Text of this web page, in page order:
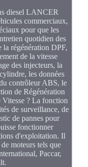
diesel LANCER
commerciaux,
pour que les
quotidien des
la régénération DPF,
de la vitesse
des injecteurs, la
les données
contrôleur ABS, le
de Régénération
? La fonction
de surveillance, de
de pannes pour
fonctionner
d'exploitation. Il
moteurs tels que
Paccar,